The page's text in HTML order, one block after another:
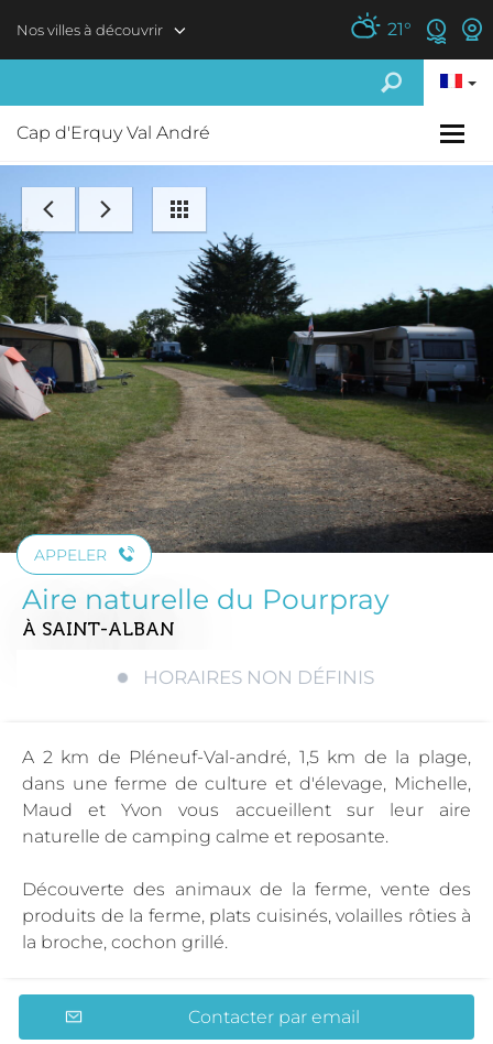
Nos villes à découvrir 21°
Cap d'Erquy Val André
APPELER
Aire naturelle du Pourpray
À SAINT-ALBAN
HORAIRES NON DÉFINIS
A 2 km de Pléneuf-Val-andré, 1,5 km de la plage,
dans une ferme de culture et d'élevage, Michelle,
Maud et Yvon vous accueillent sur leur aire
naturelle de camping calme et reposante.
Découverte des animaux de la ferme, vente des
produits de la ferme, plats cuisinés, volailles rôties à
la broche, cochon grillé.
Contacter par email